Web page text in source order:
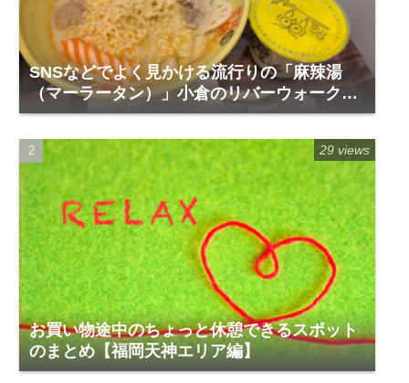
SNSなどでよく見かける流行りの「麻辣湯
（マーラータン）」小倉のリバーウォーク1
階「福恩麻辣湯」
お買い物途中のちょっと休憩できるスポット
のまとめ【福岡天神エリア編】
29 views